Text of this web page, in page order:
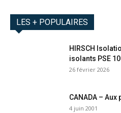
LES + POPULAIRES
HIRSCH
isolants PSE
26 février 2026
CANADA –
4 juin 2001